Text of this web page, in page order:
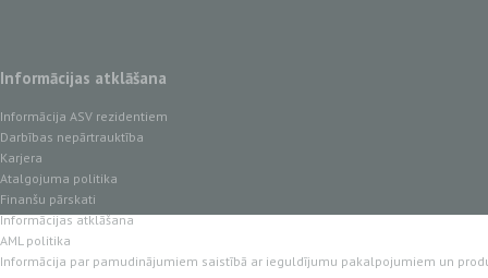
Informācijas atklāšana
Informācija ASV rezidentiem
Darbības nepārtrauktība
Karjera
Atalgojuma politika
Finanšu pārskati
Informācijas atklāšana
AML politika
Informācija par pamudinājumiem saistībā ar ieguldījumu pakalpojumiem un